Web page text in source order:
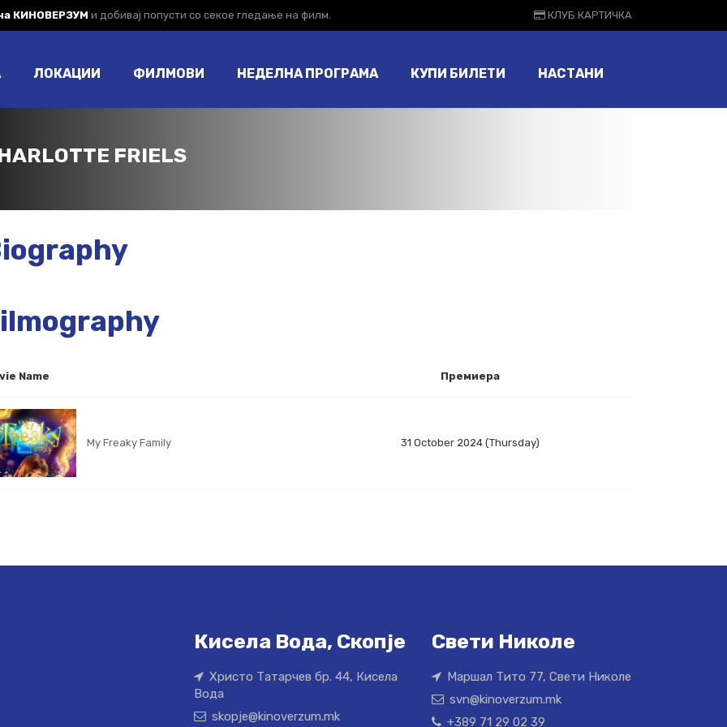
КИНОВЕРЗУМ и добивај попусти со секое гледање на филм. КЛУБ КАРТИЧКА
ЛОКАЦИИ ФИЛМОВИ НЕДЕЛНА ПРОГРАМА КУПИ БИЛЕТИ НАСТАНИ
FRIELS
Name Премиера
My Freaky Family 31 October 2024 (Thursday)
Кисела Вода, Скопје
Христо Татарчев бр. 44, Кисела
Вода
skopje@kinoverzum.mk
Свети Николе
Маршал Тито 77, Свети Николе
svn@kinoverzum.mk
+389 71 29 02 39